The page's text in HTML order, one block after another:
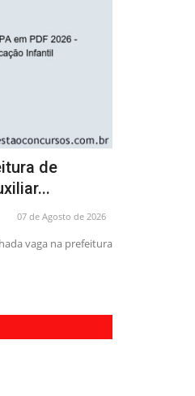
07 de Agosto de 2026
especialista em